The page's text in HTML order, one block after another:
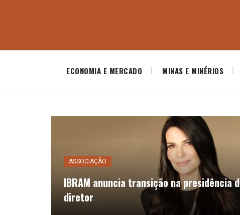
ECONOMIA E MERCADO MINAS E MINÉRIOS
ASSOCIAÇÃO
IBRAM anuncia transição na presidência
diretor